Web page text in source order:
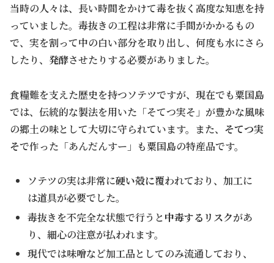
当時の人々は、長い時間をかけて毒を抜く高度な知恵を持
っていました。毒抜きの工程は非常に手間がかかるもの
で、実を割って中の白い部分を取り出し、何度も水にさら
したり、 発酵させたりする必要がありました。
食糧難を支えた歴史を持つソテツですが、現在でも粟国島
では、伝統的な製法を用いた「そてつ実そ」が豊かな風味
の郷土の味として大切に守られています。また、 そてつ実
そで作った「あんだんすー」も粟国島の特産品です。
ソテツの実は非常に硬い殻に覆われており、加工に
は道具が必要でした。
毒抜きを不完全な状態で行うと 中毒するリスクがあ
り、細心の注意が払われます。
現代では味噌など加工品としてのみ流通しており、